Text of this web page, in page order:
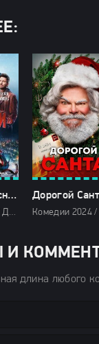
Миссия: Красный (2024)
Боевики 2024 / Детективы 2024 / Комедии 2024 / Фильмы-приключения 2024 / Фэнтези фильмы 2024 / Зарубежные фильмы 2024 / Фильмы осени 2024 / Новинки кино 2024 / Последние фильмы 2024 / Фильмы 2024 / Новогодние фильмы / Популярные фильмы / Смотреть фильмы онлайн
И
длина любого